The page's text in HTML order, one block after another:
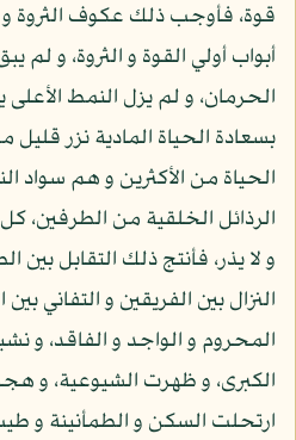
قوة، فأوجب ذلك عكوف الثروة و
أبواب أولي القوة و الثروة، و لم
الحرمان، و لم يزل النمط
بسعادة الحياة المادية نزر
الحياة من الأكثرين و هم سواد
الرذائل الخلقية من الطرفين،
و لا يذر، فأنتج ذلك التقابل بين
النزال بين الفريقين و التفاني
المحروم و الواجد و الفاقد، و
الكبرى، و ظهرت الشيوعية، و
ارتحلت السكن و الطمأنينة و